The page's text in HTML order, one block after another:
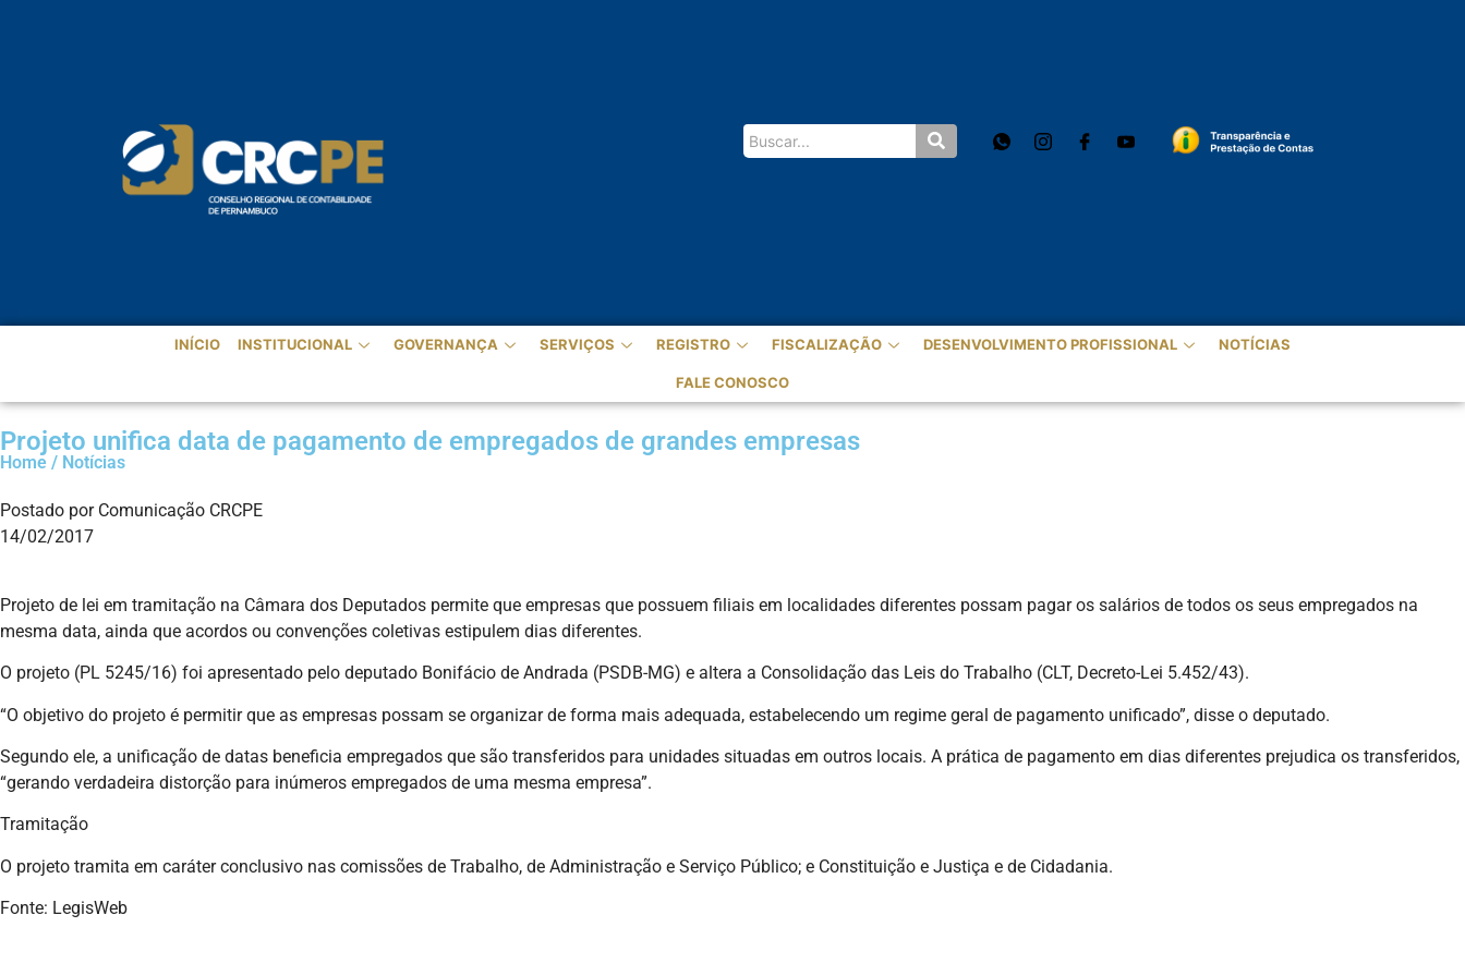
INÍCIO INSTITUCIONAL GOVERNANÇA SERVIÇOS REGISTRO FISCALIZAÇÃO DESENVOLVIMENTO PROFISSIONAL NOTÍCIAS
FALE CONOSCO
Projeto unifica data de pagamento de empregados de grandes empresas
Home / Notícias
Postado por Comunicação CRCPE
14/02/2017
Projeto de lei em tramitação na Câmara dos Deputados permite que empresas que possuem filiais em localidades diferentes possam pagar os salários de todos os seus empregados na
mesma data, ainda que acordos ou convenções coletivas estipulem dias diferentes.
O projeto (PL 5245/16) foi apresentado pelo deputado Bonifácio de Andrada (PSDB-MG) e altera a Consolidação das Leis do Trabalho (CLT, Decreto-Lei 5.452/43).
“O objetivo do projeto é permitir que as empresas possam se organizar de forma mais adequada, estabelecendo um regime geral de pagamento unificado”, disse o deputado.
Segundo ele, a unificação de datas beneficia empregados que são transferidos para unidades situadas em outros locais. A prática de pagamento em dias diferentes prejudica os transferidos,
“gerando verdadeira distorção para inúmeros empregados de uma mesma empresa”.
Tramitação
O projeto tramita em caráter conclusivo nas comissões de Trabalho, de Administração e Serviço Público; e Constituição e Justiça e de Cidadania.
Fonte: LegisWeb